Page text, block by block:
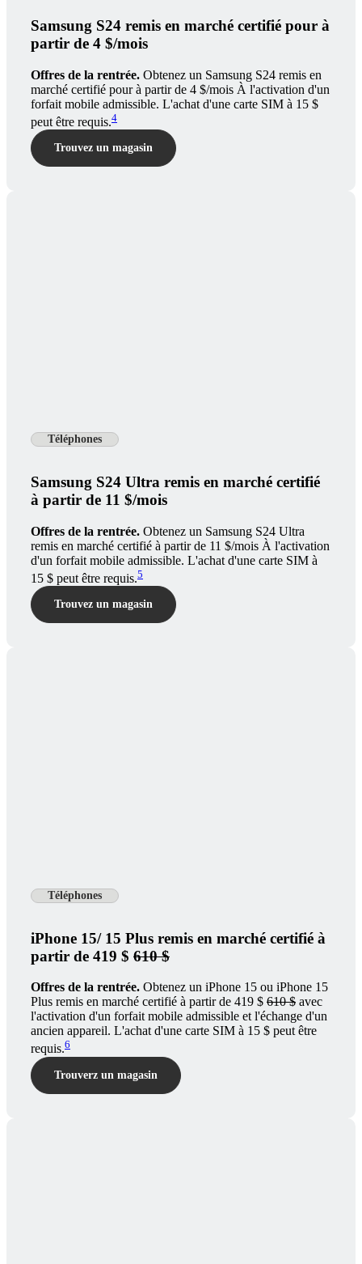
Samsung S24 remis en marché certifié pour à
partir de 4 $/mois
Offres de la rentrée. Obtenez un Samsung S24 remis en
marché certifié pour à partir de 4 $/mois À l'activation d'un
forfait mobile admissible. L'achat d'une carte SIM à 15 $
peut être requis.4
Trouvez un magasin
Téléphones
Samsung S24 Ultra remis en marché certifié
à partir de 11 $/mois
Offres de la rentrée. Obtenez un Samsung S24 Ultra
remis en marché certifié à partir de 11 $/mois À l'activation
d'un forfait mobile admissible. L'achat d'une carte SIM à
15 $ peut être requis.5
Trouvez un magasin
Téléphones
iPhone 15/ 15 Plus remis en marché certifié à
partir de 419 $ 610 $
Offres de la rentrée. Obtenez un iPhone 15 ou iPhone 15
Plus remis en marché certifié à partir de 419 $ 610 $ avec
l'activation d'un forfait mobile admissible et l'échange d'un
ancien appareil. L'achat d'une carte SIM à 15 $ peut être
requis.6
Trouverz un magasin